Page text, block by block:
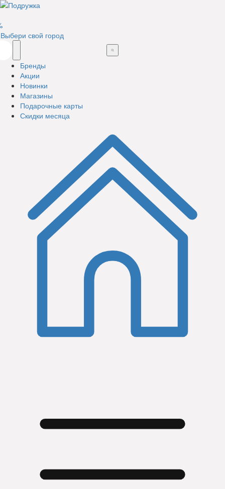
Выбери свой город
Бренды
Акции
Новинки
Магазины
Подарочные карты
Скидки месяца